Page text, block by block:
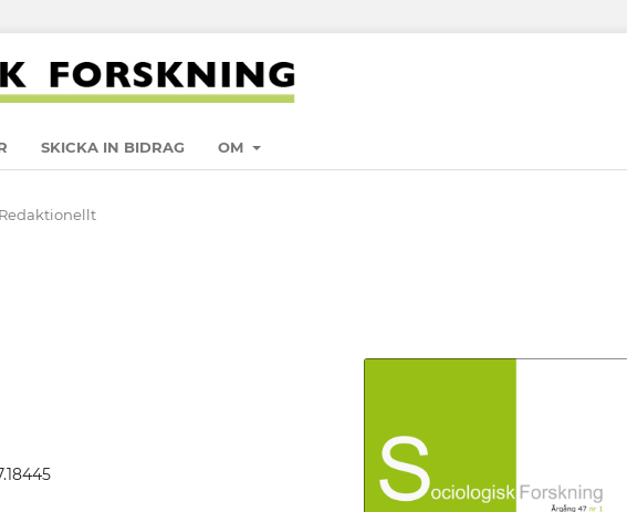
SKICKA IN BIDRAG OM
Redaktionellt